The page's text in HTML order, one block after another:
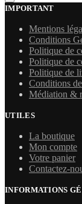
IMPORTANT
Mentions
Conditions
Politique de
Politique de
Politique de
Conditions
Médiation &
UTILES
La boutique
Mon compte
Votre panier
Contactez-
INFORMATIONS